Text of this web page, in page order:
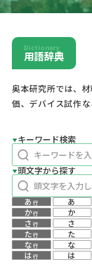
Dictionary
用語辞典
奥本研究所では、
価、デバイス試作な
キーワード検索
頭文字から探す
あ行 あ
か行 か
さ行 さ
た行 た
な行 な
は行 は